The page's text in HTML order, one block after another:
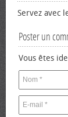
Servez avec
Poster un
Vous êtes